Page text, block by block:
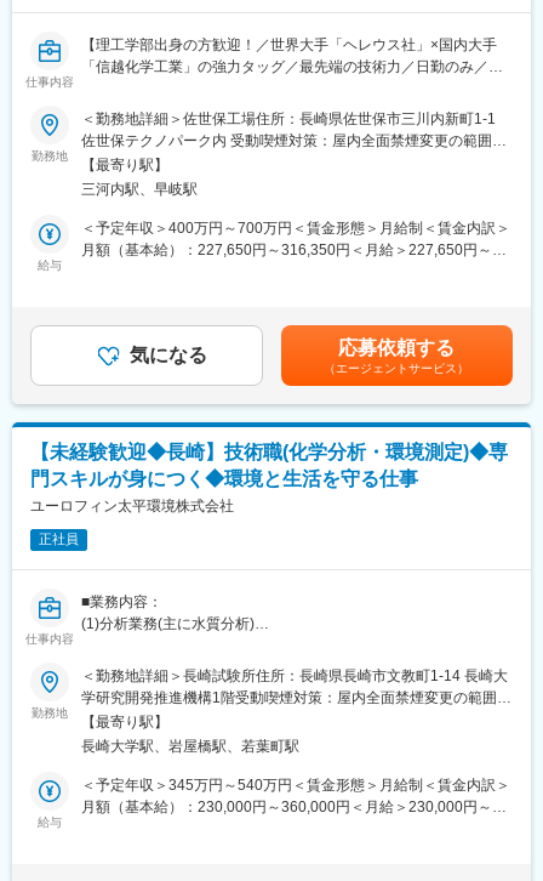
の社会貢献へと直結しています。
◆働き方：
化学第二研究室は、3つのチームからなる研究室です。20～30歳
手が主体的に研究開発に取り組んでいる活気あふれる職場です。
完全フレックス勤務制度を導入しており、在宅勤務も業務状況に
応じて柔軟に活用しています。海外を主戦場とする事業部との連
携も強く、海外経験も積むことが可能です。
研究も積極的に行っています。これにより、最先端の知見を取り
入れ、研究の質を高めています。
い、人々に感動を与えるような技術と、ものづくりへの情熱によ
って、たしかな未来を提供していくことを目指します。そのため
に私たちは、これまで培ってきた技術を磨くとともに、新たな発
想で様々な技術を融合させるなど、さらなる価値提供を追求し、
地球的な視野で人類の課題の解決と夢の実現に取り組みます。
仕事内容
【理工学部出身の方歓迎！／世界大手「ヘレウス社」×国内大手
「信越化学工業」の強力タッグ／最先端の技術力／日勤のみ／年
収増益】
■業務概要
半導体製造に必須な「石英ガラス」の国内No.1メーカーにして、
独大手グローバル企業「ヘレウス社」と、国内NO.1化学メーカー
「信越化学工業」の合弁会社である当社。此度は、当社の佐世保
工場にて既存合成石英ガラス製品の品質/生産性の向上に向けて、
・石英ガラスの製造にかかわる工程プロセス改善・品質改善活動
∟品質、生産性、生産コストの改善などの観点を踏まえ、工程や
※入社後は、先輩社員がOJTにて丁寧に教えますので、落ち着いて
業務をキャッチアップ頂けますので、ご安心ください。
■働きやすさ
年休122日、土日祝休み、残業20h程度と非常に働きやすい環境で
す。
また日勤のみで、夜勤はございません。
■当社について
総売上高2兆円超の独大手グローバル企業「ヘレウス社」と、国内
半導体製造に欠かせない超高純度ガラスである「石英ガラス」の
国内NO.1シェアを誇り、ヘレウス社から導入した光学用石英ガラ
ス製造技術と、信越グループの卓越した合成技術を活かし、世界
屈指の高純度･高品質の石英ガラスを製造しております。
供しており、今後AI・IoT・ロボット・自動運転と更に発展してい
く社会において、半導体及び石英ガラスの需要は拡大していくた
勤務地
＜勤務地詳細＞佐世保工場住所：長崎県佐世保市三川内新町1-1
佐世保テクノパーク内 受動喫煙対策：屋内全面禁煙変更の範囲：
会社の定める事業所
【最寄り駅】
三河内駅、早岐駅
給与
＜予定年収＞400万円～700万円＜賃金形態＞月給制＜賃金内訳＞
月額（基本給）：227,650円～316,350円＜月給＞227,650円～
はあくまでも目安の金額であり、選考を通じて上下する可能性が
あります。月給(月額)は固定手当を含めた表記です。
気になる 応募依頼する
（エージェントサービス）
【未経験歓迎◆長崎】技術職(化学分析・環境測定)◆専
門スキルが身につく◆環境と生活を守る仕事
ユーロフィン太平環境株式会社
正社員
仕事内容
■業務内容：
(1)分析業務(主に水質分析)
(3)環境測定業務
■当社特徴：
創業から50年。環境分析・調査を通じて社会に貢献している同
社。直近では、サービス品質を見える化した経済産業省の「おも
てなし規格認証（金認証）」を取得。分析事業者でありながら高
品質なサービスを提供する企業として認定されるのは極めて稀
勤務地
＜勤務地詳細＞長崎試験所住所：長崎県長崎市文教町1-14 長崎大
学研究開発推進機構1階受動喫煙対策：屋内全面禁煙変更の範囲：
会社の定める事業所
【最寄り駅】
長崎大学駅、岩屋橋駅、若葉町駅
給与
＜予定年収＞345万円～540万円＜賃金形態＞月給制＜賃金内訳＞
月額（基本給）：230,000円～360,000円＜月給＞230,000円～